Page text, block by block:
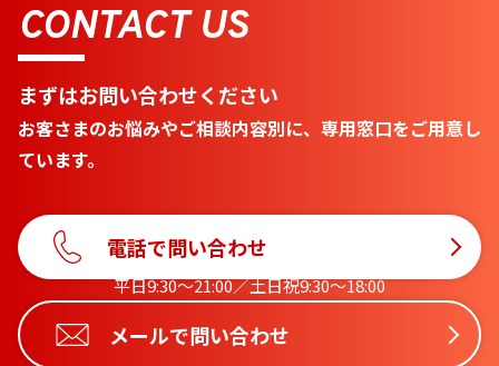
CONTACT US
まずはお問い合わせください
お客さまのお悩みやご相談内容別に、専用窓口をご用意し
ています。
電話で問い合わせ
平日9:30〜21:00／土日祝9:30〜18:00
メールで問い合わせ